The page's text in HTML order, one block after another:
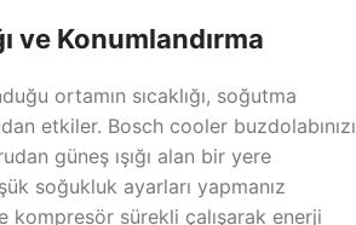
ve Konumlandırma
ortamın sıcaklığı, soğutma
etkiler. Bosch cooler buzdolabınızı
güneş ışığı alan bir yere
soğukluk ayarları yapmanız
kompresör sürekli çalışarak enerji